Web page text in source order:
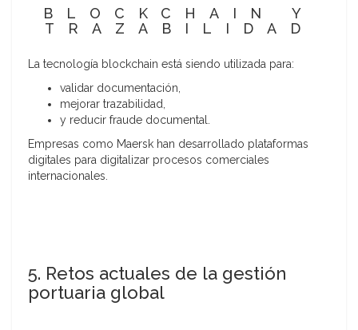
BLOCKCHAIN Y
TRAZABILIDAD
La tecnología blockchain está siendo utilizada para:
validar documentación,
mejorar trazabilidad,
y reducir fraude documental.
Empresas como Maersk han desarrollado plataformas
digitales para digitalizar procesos comerciales
internacionales.
5. Retos actuales de la gestión
portuaria global